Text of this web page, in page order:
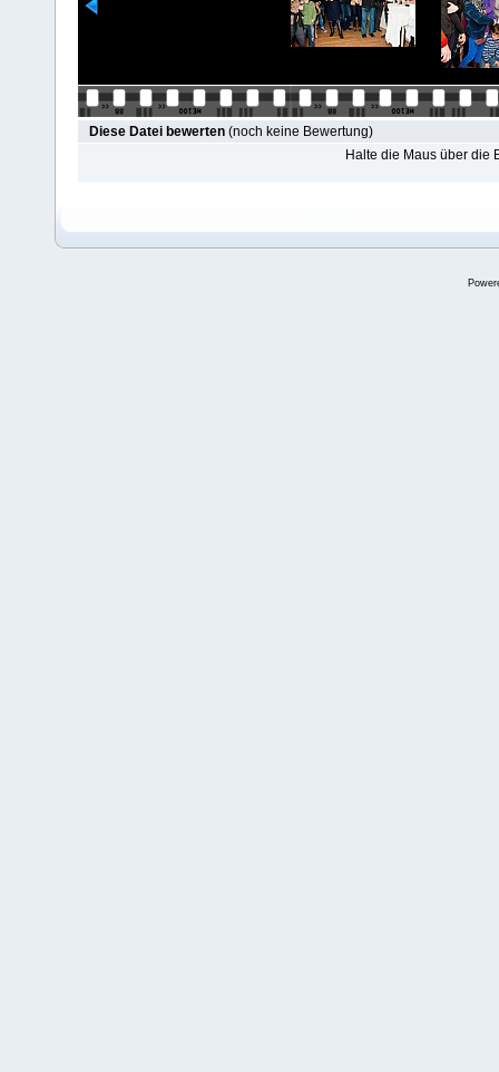
Diese Datei bewerten (noch keine Bewertung)
Halte die Maus über die